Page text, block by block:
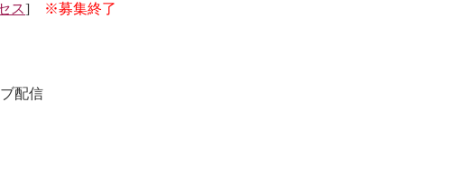
ス]
※募集終了
配信